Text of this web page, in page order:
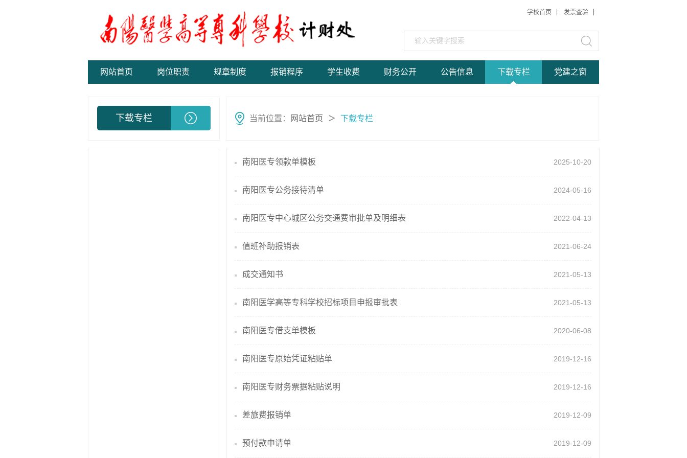
学校首页 发票查验
网站首页 岗位职责 规章制度 报销程序 学生收费 财务公开 公告信息 下载专栏 党建之窗
下载专栏 当前位置： 网站首页 ＞ 下载专栏
南阳医专领款单模板 2025-10-20
南阳医专公务接待清单 2024-05-16
南阳医专中心城区公务交通费审批单及明细表 2022-04-13
值班补助报销表 2021-06-24
成交通知书 2021-05-13
南阳医学高等专科学校招标项目申报审批表 2021-05-13
南阳医专借支单模板 2020-06-08
南阳医专原始凭证粘贴单 2019-12-16
南阳医专财务票据粘贴说明 2019-12-16
差旅费报销单 2019-12-09
预付款申请单 2019-12-09